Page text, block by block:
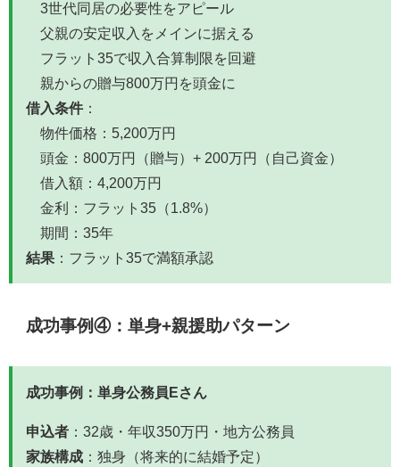
3世代同居の必要性をアピール
父親の安定収入をメインに据える
フラット35で収入合算制限を回避
親からの贈与800万円を頭金に
借入条件：
物件価格：5,200万円
頭金：800万円（贈与）+ 200万円（自己資金）
借入額：4,200万円
金利：フラット35（1.8%）
期間：35年
結果 ：フラット35で満額承認
成功事例④：単身+親援助パターン
成功事例：単身公務員Eさん
申込者 ：32歳・年収350万円・地方公務員
家族構成 ：独身（将来的に結婚予定）